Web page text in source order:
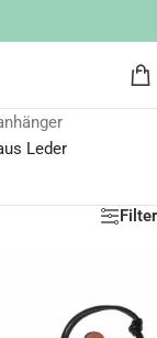
Leder
Filter